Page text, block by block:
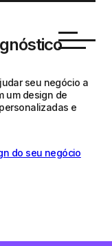
seu negócio a
um design de
e
do seu negócio